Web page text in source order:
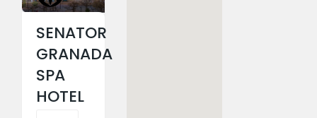
SENATOR
GRANADA
SPA
HOTEL